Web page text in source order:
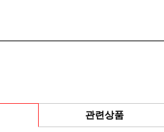
관련상품